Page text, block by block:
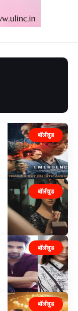
बॉलीवुड
बॉलीवुड
बॉलीवुड
बॉलीवुड